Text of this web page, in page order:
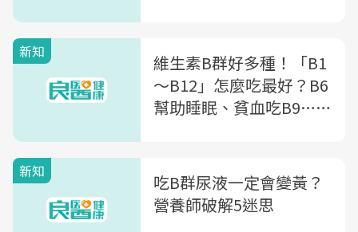
新知
維生素B群好多種！「B1
～B12」怎麼吃最好？B6
幫助睡眠、貧血吃B9…一
新知
吃B群尿液一定會變黃？
營養師破解5迷思